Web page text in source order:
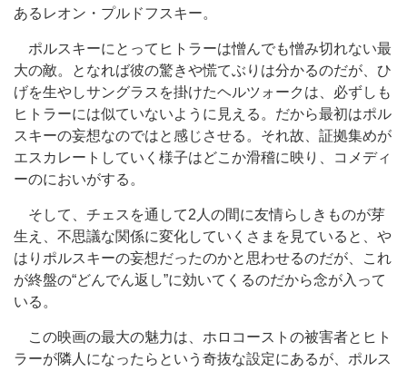
あるレオン・プルドフスキー。
ポルスキーにとってヒトラーは憎んでも憎み切れない最
大の敵。となれば彼の驚きや慌てぶりは分かるのだが、ひ
げを生やしサングラスを掛けたヘルツォークは、必ずしも
ヒトラーには似ていないように見える。だから最初はポル
スキーの妄想なのではと感じさせる。それ故、証拠集めが
エスカレートしていく様子はどこか滑稽に映り、コメディ
ーのにおいがする。
そして、チェスを通して2人の間に友情らしきものが芽
生え、不思議な関係に変化していくさまを見ていると、や
はりポルスキーの妄想だったのかと思わせるのだが、これ
が終盤の“どんでん返し”に効いてくるのだから念が入って
いる。
この映画の最大の魅力は、ホロコーストの被害者とヒト
ラーが隣人になったらという奇抜な設定にあるが、ポルス